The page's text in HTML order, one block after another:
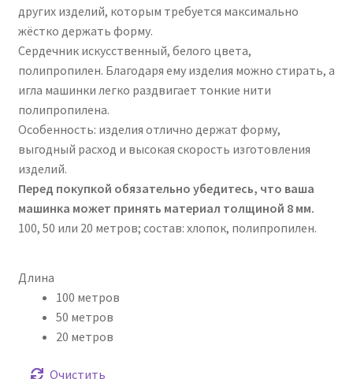
других изделий, которым требуется максимально
жёстко держать форму.
Сердечник искусственный, белого цвета,
полипропилен. Благодаря ему изделия можно стирать, а
игла машинки легко раздвигает тонкие нити
полипропилена.
Особенность: изделия отлично держат форму,
выгодный расход и высокая скорость изготовления
изделий.
Перед покупкой обязательно убедитесь, что ваша
машинка может принять материал толщиной 8 мм.
100, 50 или 20 метров; состав: хлопок, полипропилен.
Длина
100 метров
50 метров
20 метров
Очистить